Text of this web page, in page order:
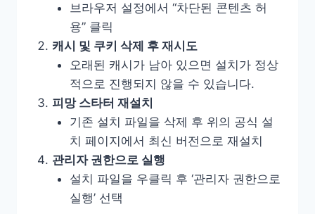
브라우저 설정에서 “차단된 콘텐츠 허
용” 클릭
캐시 및 쿠키 삭제 후 재시도
오래된 캐시가 남아 있으면 설치가 정상
적으로 진행되지 않을 수 있습니다.
피망 스타터 재설치
기존 설치 파일을 삭제 후 위의 공식 설
치 페이지에서 최신 버전으로 재설치
관리자 권한으로 실행
설치 파일을 우클릭 후 ‘관리자 권한으로
실행’ 선택